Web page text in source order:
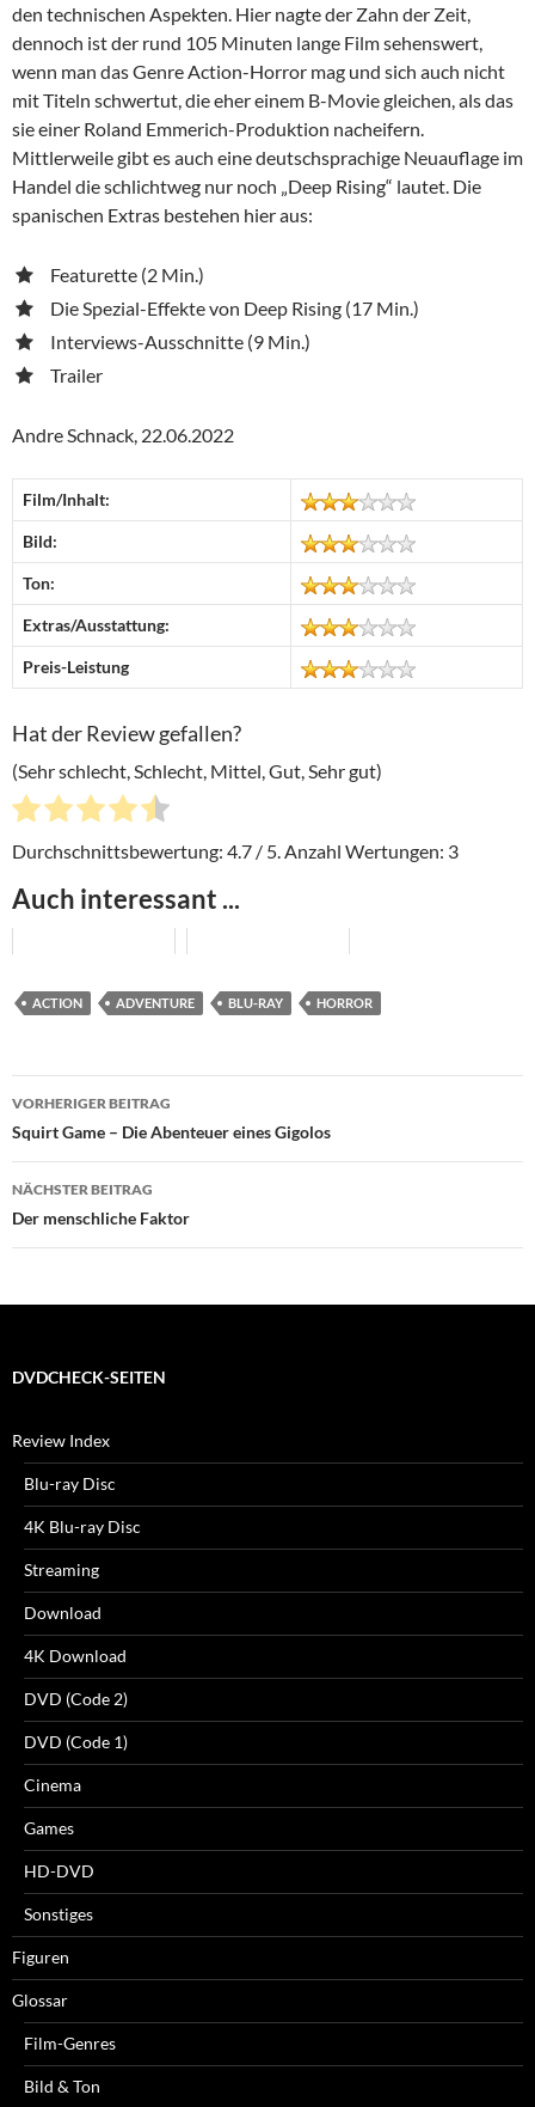
den technischen Aspekten. Hier nagte der Zahn der Zeit,
dennoch ist der rund 105 Minuten lange Film sehenswert,
wenn man das Genre Action-Horror mag und sich auch nicht
mit Titeln schwertut, die eher einem B-Movie gleichen, als das
sie einer Roland Emmerich-Produktion nacheifern.
Mittlerweile gibt es auch eine deutschsprachige Neuauflage im
Handel die schlichtweg nur noch „Deep Rising“ lautet. Die
spanischen Extras bestehen hier aus:
Featurette (2 Min.)
Die Spezial-Effekte von Deep Rising (17 Min.)
Interviews-Ausschnitte (9 Min.)
Trailer
Andre Schnack, 22.06.2022
Film/Inhalt:
Bild:
Ton:
Extras/Ausstattung:
Preis-Leistung
Hat der Review gefallen?
(Sehr schlecht, Schlecht, Mittel, Gut, Sehr gut)
Durchschnittsbewertung: 4.7 / 5. Anzahl Wertungen: 3
Auch interessant ...
ACTION ADVENTURE BLU-RAY HORROR
Beitragsnavigation
VORHERIGER BEITRAG
Squirt Game – Die Abenteuer eines Gigolos
NÄCHSTER BEITRAG
Der menschliche Faktor
DVDCHECK-SEITEN
Review Index
Blu-ray Disc
4K Blu-ray Disc
Streaming
Download
4K Download
DVD (Code 2)
DVD (Code 1)
Cinema
Games
HD-DVD
Sonstiges
Figuren
Glossar
Film-Genres
Bild & Ton